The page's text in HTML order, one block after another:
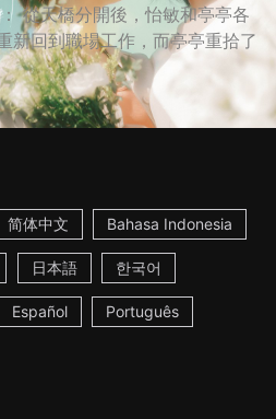
從天橋分開後，怡敏和亭亭各
新回到職場工作，而亭亭重拾了
简体中文 Bahasa Indonesia
日本語 한국어
Español Português